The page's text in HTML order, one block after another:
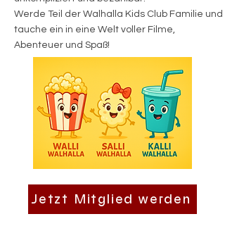
Werde Teil der Walhalla Kids Club Familie und
tauche ein in eine Welt voller Filme,
Abenteuer und Spaß!
Jetzt Mitglied werden